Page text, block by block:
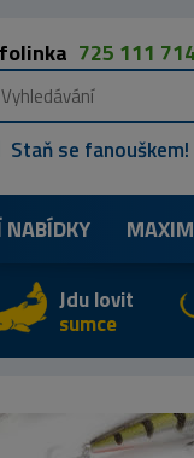
725 111
Staň se fanouškem!
NABÍDKY
Jdu lovit
sumce